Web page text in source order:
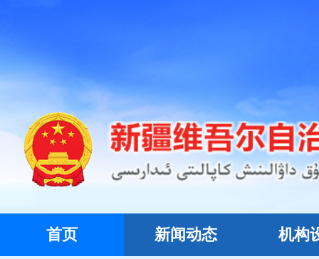
首页 新闻动态 机构